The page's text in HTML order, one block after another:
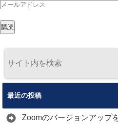
メ
ル
ド
購読
最近の投稿
Zoomのバージョンアップ